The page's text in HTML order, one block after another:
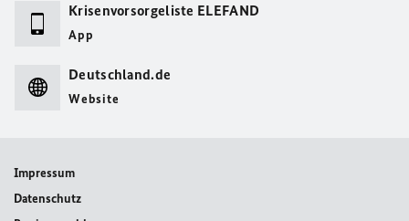
Krisenvorsorgeliste ELEFAND
App
Deutschland.de
Website
Impressum
Datenschutz